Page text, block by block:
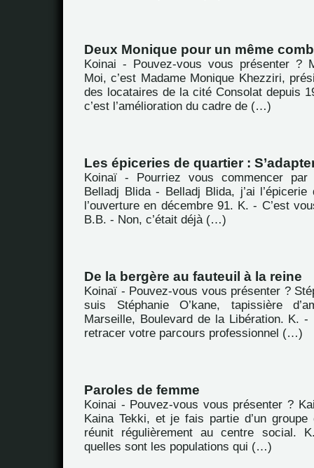
Deux Monique pour un même
Koinai - Pouvez-vous vous présenter ?
Moi, c’est Madame Monique Khezziri,
des locataires de la cité Consolat depuis
c’est l’amélioration du cadre de (…)
Les épiceries de quartier :
Koinaï - Pourriez vous commencer
Belladj Blida - Belladj Blida, j’ai l’épicerie
l’ouverture en décembre 91. K. - C’est
B.B. - Non, c’était déjà (…)
De la bergère au fauteuil à la reine
Koinaï - Pouvez-vous vous présenter ?
suis Stéphanie O’kane, tapissière
Marseille, Boulevard de la Libération. K. -
retracer votre parcours professionnel (…)
Paroles de femme
Koinai - Pouvez-vous vous présenter ?
Kaina Tekki, et je fais partie d’un
réunit régulièrement au centre social.
quelles sont les populations qui (…)